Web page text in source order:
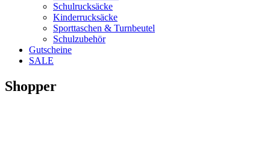
Schulrucksäcke
Kinderrucksäcke
Sporttaschen & Turnbeutel
Schulzubehör
Gutscheine
SALE
Shopper